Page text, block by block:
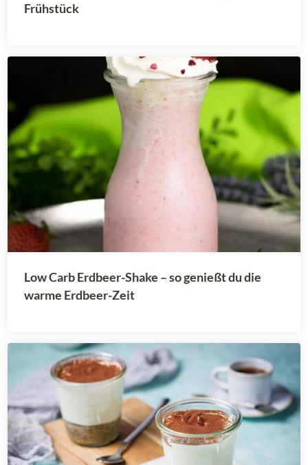
Frühstück
Low Carb Erdbeer-Shake – so genießt du die
warme Erdbeer-Zeit